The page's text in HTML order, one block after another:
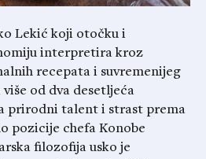
Lekić koji otočku i
interpretira kroz
recepata i suvremenijeg
od dva desetljeća
prirodni talent i strast prema
pozicije chefa Konobe
filozofija usko je